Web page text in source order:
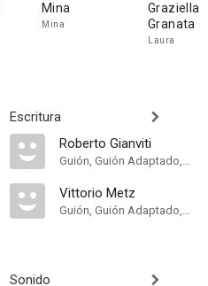
Mina
Mina
Graziella
Granata
Laura
Escritura
Roberto Gianviti
Guión, Guión Adaptado, Historia
Vittorio Metz
Guión, Guión Adaptado, Historia
Sonido